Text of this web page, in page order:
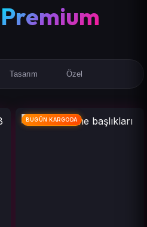
Premium
Tasarım Özel
BUGÜN KARGODA